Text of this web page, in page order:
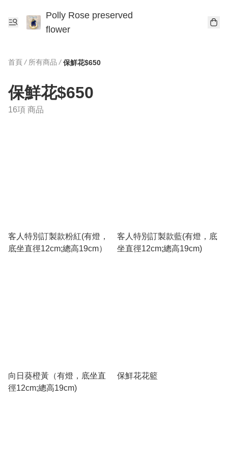
Polly Rose preserved
flower
首頁 / 所有商品 / 保鮮花$650
保鮮花$650
16項 商品
客人特別訂製款粉紅(有燈，
底坐直徑12cm;總高19cm）
客人特別訂製款藍(有燈，底
坐直徑12cm;總高19cm)
向日葵橙黃（有燈，底坐直
徑12cm;總高19cm)
保鮮花花籃